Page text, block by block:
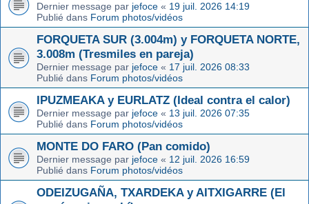
Dernier message par jefoce « 19 juil. 2026 14:19
Publié dans Forum photos/vidéos
FORQUETA SUR (3.004m) y FORQUETA NORTE,
3.008m (Tresmiles en pareja)
Dernier message par jefoce « 17 juil. 2026 08:33
Publié dans Forum photos/vidéos
IPUZMEAKA y EURLATZ (Ideal contra el calor)
Dernier message par jefoce « 13 juil. 2026 07:35
Publié dans Forum photos/vidéos
MONTE DO FARO (Pan comido)
Dernier message par jefoce « 12 juil. 2026 16:59
Publié dans Forum photos/vidéos
ODEIZUGAÑA, TXARDEKA y AITXIGARRE (El